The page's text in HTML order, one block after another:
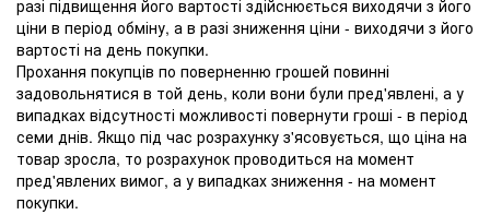
разі підвищення його вартості здійснюється виходячи з його
ціни в період обміну, а в разі зниження ціни - виходячи з його
вартості на день покупки.
Прохання покупців по поверненню грошей повинні
задовольнятися в той день, коли вони були пред'явлені, а у
випадках відсутності можливості повернути гроші - в період
семи днів. Якщо під час розрахунку з'ясовується, що ціна на
товар зросла, то розрахунок проводиться на момент
пред'явлених вимог, а у випадках зниження - на момент
покупки.